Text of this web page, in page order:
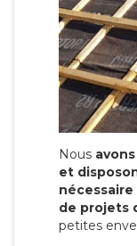
Nous
et
de projets
petites